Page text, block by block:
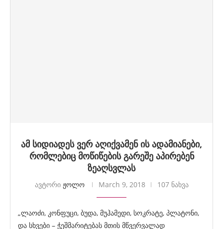
ამ სიდიადეს ვერ აღიქვამენ ის ადამიანები,
რომლებიც მოწიწების გარეშე აპირებენ
ზეაღსვლას
ავტორი ჟოლო March 9, 2018 107 ნახვა
„ლაოძი, კონფუცი, ბუდა, მუჰამედი, სოკრატე, პლატონი,
და სხვები – ჭეშმარიტებას მთის მწვერვალად